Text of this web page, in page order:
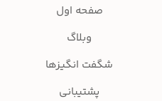
صفحه اول
وبلاگ
شگفت انگیزها
پشتیبانی